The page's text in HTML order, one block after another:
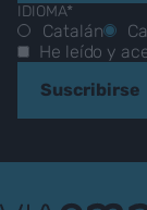
IDIOMA*
Catalán
He leído y
Suscribirse